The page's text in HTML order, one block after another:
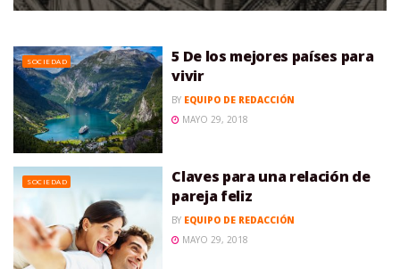
SOCIEDAD
5 De los mejores países para
vivir
BY EQUIPO DE REDACCIÓN
MAYO 29, 2018
SOCIEDAD
Claves para una relación de
pareja feliz
BY EQUIPO DE REDACCIÓN
MAYO 29, 2018